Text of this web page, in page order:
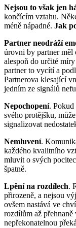
Nejsou to však jen
končícím vztahu.
méně nápadné. Jak
Partner neodráží
úrovni by partner měl
alespoň do určité
partner to vycítí a
Partnerova klesající
jedním ze signálů
Nepochopení. Pokud
svého protějšku,
signalizovat
Nemluvení.
každého kvalitního
mluvit o svých
špatně.
Lpění na rozdílech.
přirozeně, a nejsou
ovšem nastává ve
rozdílům až
nepřekonatelnou